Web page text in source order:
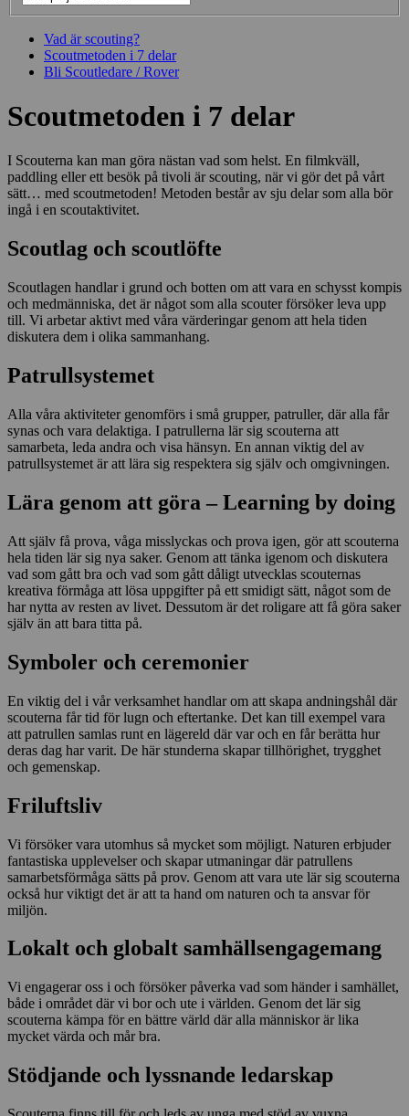
Vad är scouting?
Scoutmetoden i 7 delar
Bli Scoutledare / Rover
Scoutmetoden i 7 delar
I Scouterna kan man göra nästan vad som helst. En filmkväll,
paddling eller ett besök på tivoli är scouting, när vi gör det på vårt
sätt… med scoutmetoden! Metoden består av sju delar som alla bör
ingå i en scoutaktivitet.
Scoutlag och scoutlöfte
Scoutlagen handlar i grund och botten om att vara en schysst kompis
och medmänniska, det är något som alla scouter försöker leva upp
till. Vi arbetar aktivt med våra värderingar genom att hela tiden
diskutera dem i olika sammanhang.
Patrullsystemet
Alla våra aktiviteter genomförs i små grupper, patruller, där alla får
synas och vara delaktiga. I patrullerna lär sig scouterna att
samarbeta, leda andra och visa hänsyn. En annan viktig del av
patrullsystemet är att lära sig respektera sig själv och omgivningen.
Lära genom att göra – Learning by doing
Att själv få prova, våga misslyckas och prova igen, gör att scouterna
hela tiden lär sig nya saker. Genom att tänka igenom och diskutera
vad som gått bra och vad som gått dåligt utvecklas scouternas
kreativa förmåga att lösa uppgifter på ett smidigt sätt, något som de
har nytta av resten av livet. Dessutom är det roligare att få göra saker
själv än att bara titta på.
Symboler och ceremonier
En viktig del i vår verksamhet handlar om att skapa andningshål där
scouterna får tid för lugn och eftertanke. Det kan till exempel vara
att patrullen samlas runt en lägereld där var och en får berätta hur
deras dag har varit. De här stunderna skapar tillhörighet, trygghet
och gemenskap.
Friluftsliv
Vi försöker vara utomhus så mycket som möjligt. Naturen erbjuder
fantastiska upplevelser och skapar utmaningar där patrullens
samarbetsförmåga sätts på prov. Genom att vara ute lär sig scouterna
också hur viktigt det är att ta hand om naturen och ta ansvar för
miljön.
Lokalt och globalt samhällsengagemang
Vi engagerar oss i och försöker påverka vad som händer i samhället,
både i området där vi bor och ute i världen. Genom det lär sig
scouterna kämpa för en bättre värld där alla människor är lika
mycket värda och mår bra.
Stödjande och lyssnande ledarskap